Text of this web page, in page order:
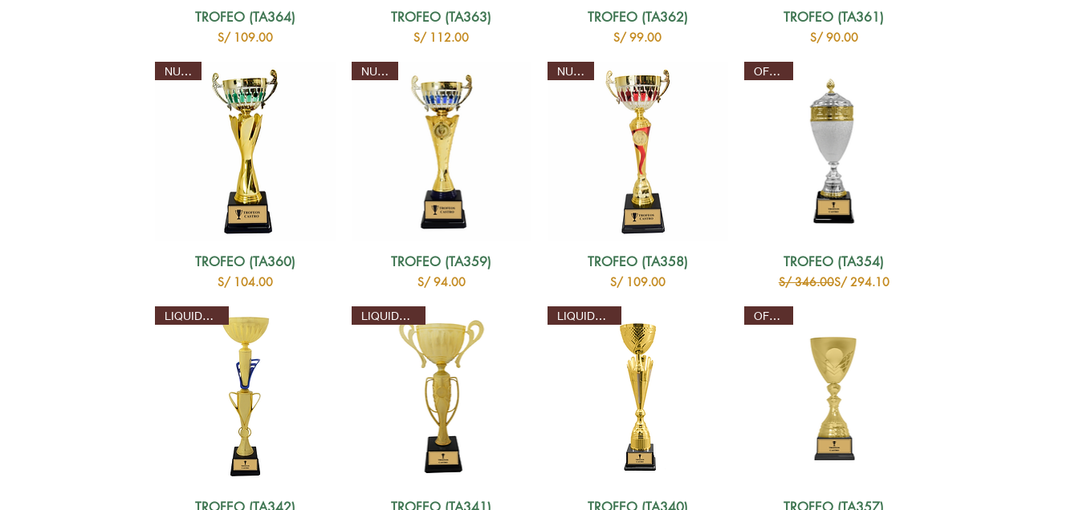
TROFEO (TA364)
Precio
S/ 109.00
TROFEO (TA363)
Precio
S/ 112.00
TROFEO (TA362)
Precio
S/ 99.00
TROFEO (TA361)
Precio
S/ 90.00
NUEVO
TROFEO (TA360)
Precio
S/ 104.00
NUEVO
TROFEO (TA359)
Precio
S/ 94.00
NUEVO
TROFEO (TA358)
Precio
S/ 109.00
OFERTA
TROFEO (TA354)
Precio
S/ 346.00Precio de oferta
S/ 294.10
LIQUIDACION LIQUIDACION LIQUIDACION OFERTA